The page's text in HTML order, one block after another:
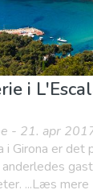
i
- 21. apr
i Girona er
...Læs mere